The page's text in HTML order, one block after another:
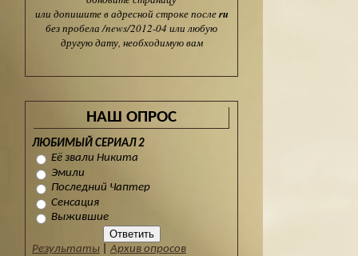
или допишите в адресной строке послеru
без пробела /news/2012-04 или любую
другую дату, необходимую вам
НАШ ОПРОС
ЛЮБИМЫЙ СЕРИАЛ 2
Её звали Никита
Эмили
Последний Чаптер
Сенсация
Выжившие
Результаты
Архив опросов